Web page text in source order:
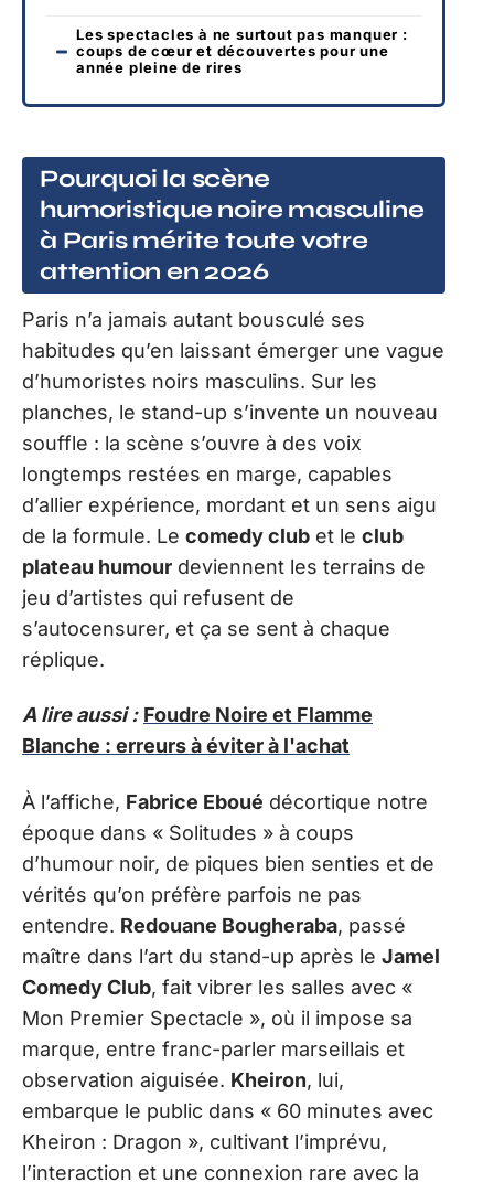
Les spectacles à ne surtout pas manquer :
coups de cœur et découvertes pour une
année pleine de rires
Pourquoi la scène
humoristique noire masculine
à Paris mérite toute votre
attention en 2026
Paris n’a jamais autant bousculé ses
habitudes qu’en laissant émerger une vague
d’humoristes noirs masculins. Sur les
planches, le stand-up s’invente un nouveau
souffle : la scène s’ouvre à des voix
longtemps restées en marge, capables
d’allier expérience, mordant et un sens aigu
de la formule. Le comedy club et le club
plateau humour deviennent les terrains de
jeu d’artistes qui refusent de
s’autocensurer, et ça se sent à chaque
réplique.
A lire aussi : Foudre Noire et Flamme
Blanche : erreurs à éviter à l'achat
À l’affiche, Fabrice Eboué décortique notre
époque dans « Solitudes » à coups
d’humour noir, de piques bien senties et de
vérités qu’on préfère parfois ne pas
entendre. Redouane Bougheraba, passé
maître dans l’art du stand-up après le Jamel
Comedy Club, fait vibrer les salles avec «
Mon Premier Spectacle », où il impose sa
marque, entre franc-parler marseillais et
observation aiguisée. Kheiron, lui,
embarque le public dans « 60 minutes avec
Kheiron : Dragon », cultivant l’imprévu,
l’interaction et une connexion rare avec la